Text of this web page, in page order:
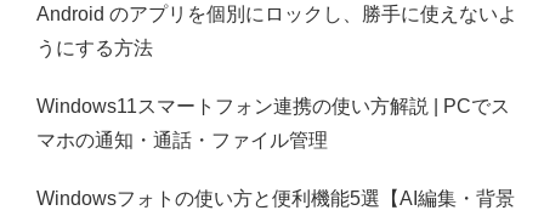
Android のアプリを個別にロックし、勝手に使えないよ
うにする方法
Windows11スマートフォン連携の使い方解説 | PCでス
マホの通知・通話・ファイル管理
Windowsフォトの使い方と便利機能5選【AI編集・背景